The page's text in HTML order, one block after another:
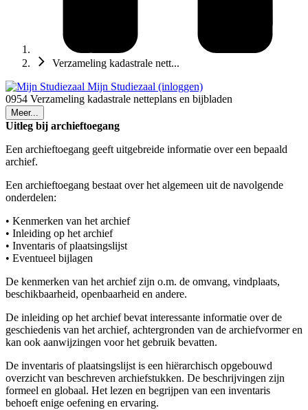
Verzameling kadastrale nett...
Mijn Studiezaal (inloggen)
0954 Verzameling kadastrale netteplans en bijbladen
Meer...
Uitleg bij archieftoegang
Een archieftoegang geeft uitgebreide informatie over een bepaald
archief.
Een archieftoegang bestaat over het algemeen uit de navolgende
onderdelen:
• Kenmerken van het archief
• Inleiding op het archief
• Inventaris of plaatsingslijst
• Eventueel bijlagen
De kenmerken van het archief zijn o.m. de omvang, vindplaats,
beschikbaarheid, openbaarheid en andere.
De inleiding op het archief bevat interessante informatie over de
geschiedenis van het archief, achtergronden van de archiefvormer en
kan ook aanwijzingen voor het gebruik bevatten.
De inventaris of plaatsingslijst is een hiërarchisch opgebouwd
overzicht van beschreven archiefstukken. De beschrijvingen zijn
formeel en globaal. Het lezen en begrijpen van een inventaris
behoeft enige oefening en ervaring.